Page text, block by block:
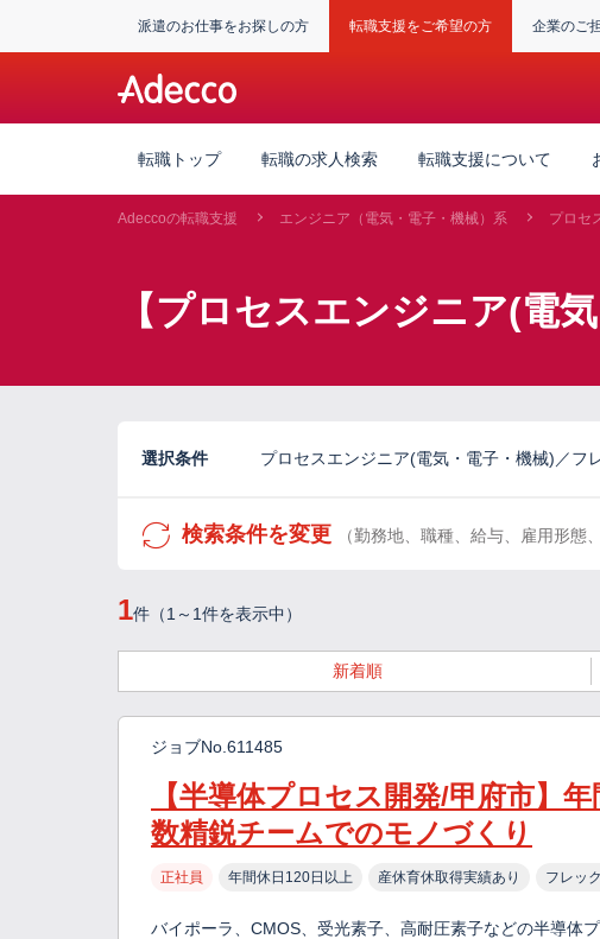
派遣のお仕事をお探しの方 転職支援をご希望の方 企業のご
転職トップ 転職の求人検索 転職支援について
Adeccoの転職支援 エンジニア（電気・電子・機械）系 プロセ
【プロセスエンジニア(電
選択条件 プロセスエンジニア(電気・電子・機械)／フ
検索条件を変更 （勤務地、職種、給与、雇用形態
1件（1～1件を表示中）
新着順
ジョブNo.611485
【半導体プロセス開発/甲府市】
数精鋭チームでのモノづくり
正社員 年間休日120日以上 産休育休取得実績あり フレッ
バイポーラ、CMOS、受光素子、高耐圧素子などの半導体